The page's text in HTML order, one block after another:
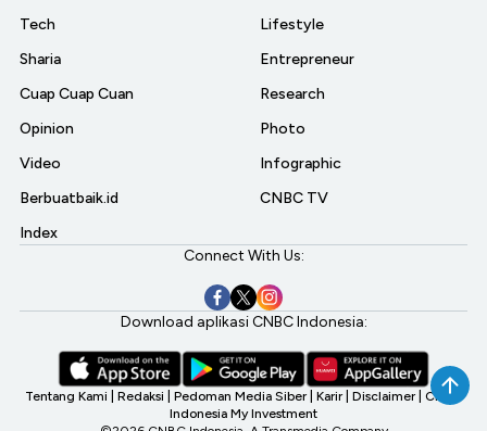
Tech
Sharia
Cuap Cuap Cuan
Opinion
Video
Berbuatbaik.id
Index
Lifestyle
Entrepreneur
Research
Photo
Infographic
CNBC TV
Connect With Us:
Download aplikasi CNBC Indonesia:
Tentang Kami Redaksi Pedoman Media Siber Karir Disclaimer CNBC
Indonesia My Investment